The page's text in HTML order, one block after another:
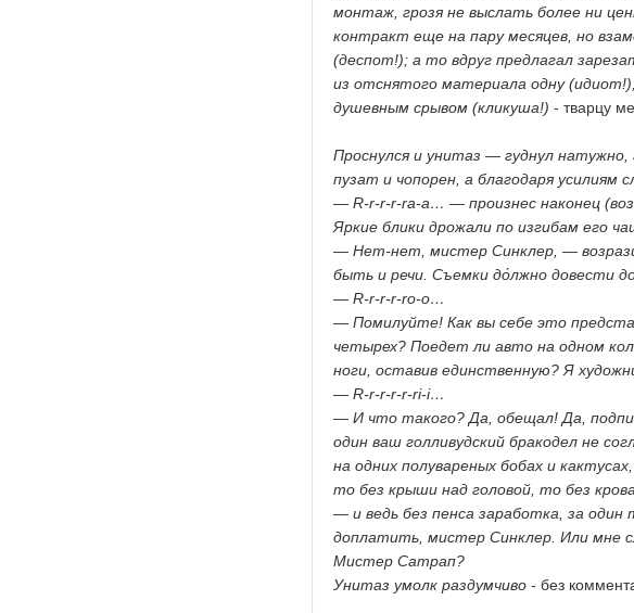
монтаж, грозя не выслать более ни
контракт еще на пару месяцев, но
(деспот!); а то вдруг предлагал
из отснятого материала одну
душевным срывом (кликуша!) - тварцу
Проснулся и унитаз — гуднул
пузат и чопорен, а благодаря усилиям
— R-r-r-r-ra-a… — произнес наконец
Яркие блики дрожали по изгибам его
— Нет-нет, мистер Синклер, —
быть и речи. Съемки до́лжно довести до
— R-r-r-r-ro-o…
— Помилуйте! Как вы себе это
четырех? Поедет ли авто на одном
ноги, оставив единственную? Я
— R-r-r-r-r-ri-i…
— И что такого? Да, обещал! Да,
один ваш голливудский бракодел не
на одних полувареных бобах и
то без крыши над головой, то без
— и ведь без пенса заработка, за
доплатить, мистер Синклер. Или мне
Мистер Сатрап?
Унитаз умолк раздумчиво - без